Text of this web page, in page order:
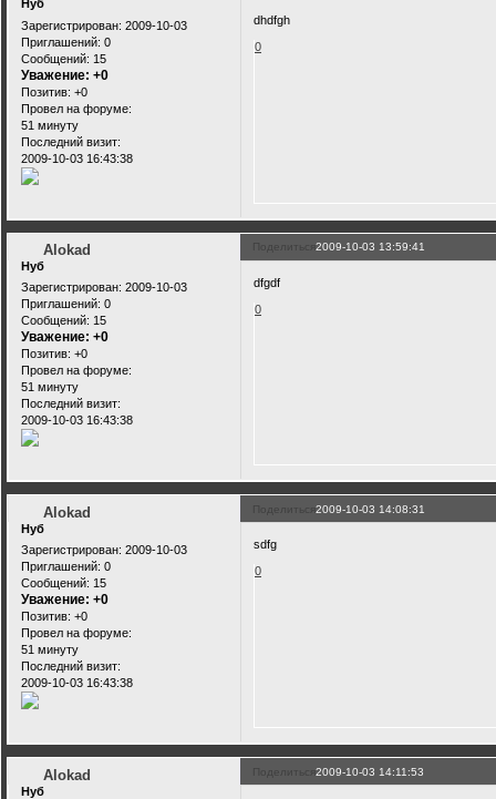
Нуб
Зарегистрирован: 2009-10-03
Приглашений: 0
Сообщений: 15
Уважение: +0
Позитив: +0
Провел на форуме:
51 минуту
Последний визит:
2009-10-03 16:43:38
dhdfgh
0
Поделиться2009-10-03 13:59:41
Alokad
Нуб
Зарегистрирован: 2009-10-03
Приглашений: 0
Сообщений: 15
Уважение: +0
Позитив: +0
Провел на форуме:
51 минуту
Последний визит:
2009-10-03 16:43:38
dfgdf
0
Поделиться2009-10-03 14:08:31
Alokad
Нуб
Зарегистрирован: 2009-10-03
Приглашений: 0
Сообщений: 15
Уважение: +0
Позитив: +0
Провел на форуме:
51 минуту
Последний визит:
2009-10-03 16:43:38
sdfg
0
Поделиться2009-10-03 14:11:53
Alokad
Нуб